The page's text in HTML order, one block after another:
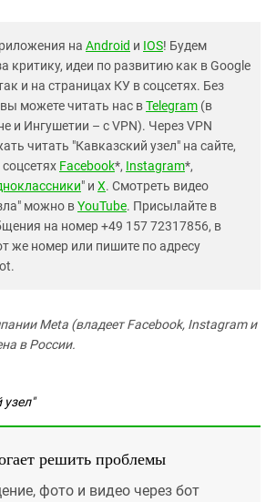
на Android и IOS! Будем
критику, идеи по развитию как в Google
и на страницах КУ в соцсетях. Без
можете читать нас вTelegram (в
и Ингушетии – с VPN). Через VPN
читать "Кавказский узел" на сайте,
Facebook*, Instagram*,
" и X. Смотреть видео
можно вYouTube. Присылайте в
на номер +49 157 72317856, в
же номер или пишите по адресу
Meta (владеет Facebook, Instagram и
в России.
узел"
решить проблемы
фото и видео через бот